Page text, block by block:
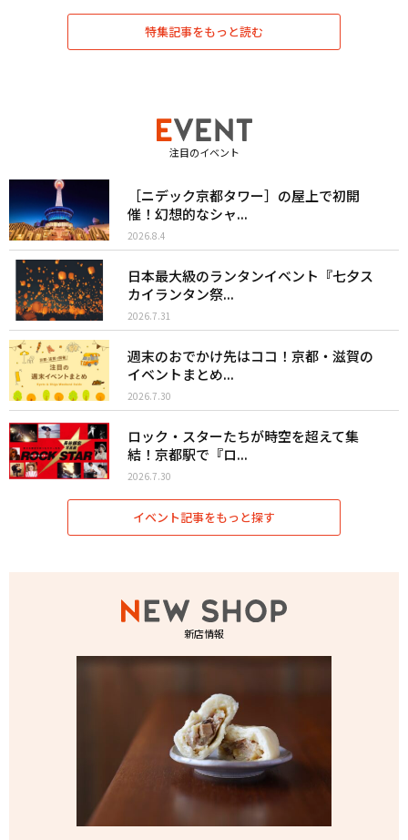
特集記事をもっと読む
注目のイベント
［ニデック京都タワー］の屋上で初開
催！幻想的なシャ...
2026.8.4
日本最大級のランタンイベント『七夕ス
カイランタン祭...
2026.7.31
週末のおでかけ先はココ！京都・滋賀の
イベントまとめ...
2026.7.30
ロック・スターたちが時空を超えて集
結！京都駅で『ロ...
2026.7.30
イベント記事をもっと探す
新店情報